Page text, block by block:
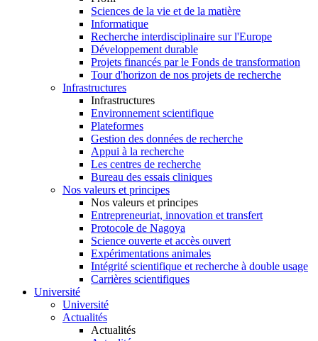
Sciences de la vie et de la matière
Informatique
Recherche interdisciplinaire sur l'Europe
Développement durable
Projets financés par le Fonds de transformation
Tour d'horizon de nos projets de recherche
Infrastructures
Infrastructures
Environnement scientifique
Plateformes
Gestion des données de recherche
Appui à la recherche
Les centres de recherche
Bureau des essais cliniques
Nos valeurs et principes
Nos valeurs et principes
Entrepreneuriat, innovation et transfert
Protocole de Nagoya
Science ouverte et accès ouvert
Expérimentations animales
Intégrité scientifique et recherche à double usage
Carrières scientifiques
Université
Université
Actualités
Actualités